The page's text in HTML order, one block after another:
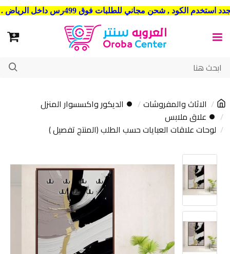
شحن مجاني للطلبات فوق 499رس داخل الرياض . وشحن الي جميع مدن المملكة العربية السعودية
الاثاث والمفروشات
⏺ الديكور واكسسوار المنزل
⏺ علاق ملابس
لوحات علاقات العبايات حسب الطلب (المنتج تفصيل )